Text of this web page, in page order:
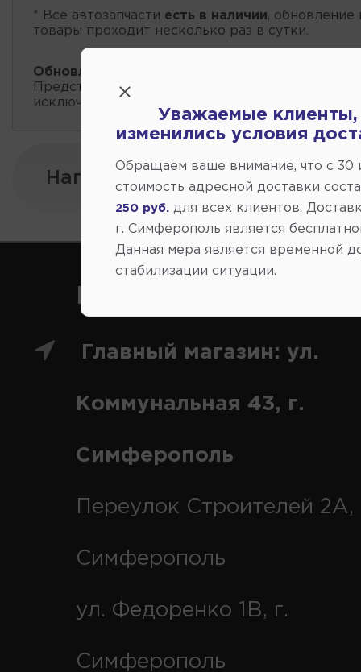
* Все автозапчасти есть в наличии, обновление
товары проходит несколько раз в сутки.
Обновление остатков и цен:
Представленные данные о запчастях на этой
исключительно информационный характер.
Напишите нам:
Главный магазин: ул.
Коммунальная 43, г.
Симферополь
Переулок Строителей 2А,
Симферополь
ул. Федоренко 1В, г.
Симферополь
Уважаемые клиенты,
изменились условия
Обращаем ваше внимание, что c 30
стоимость адресной доставки
250 руб. для всех клиентов.
г. Симферополь является
Данная мера является временной
стабилизации ситуации.